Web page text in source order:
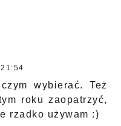
wybierać. Też
roku zaopatrzyć,
rzadko używam :)